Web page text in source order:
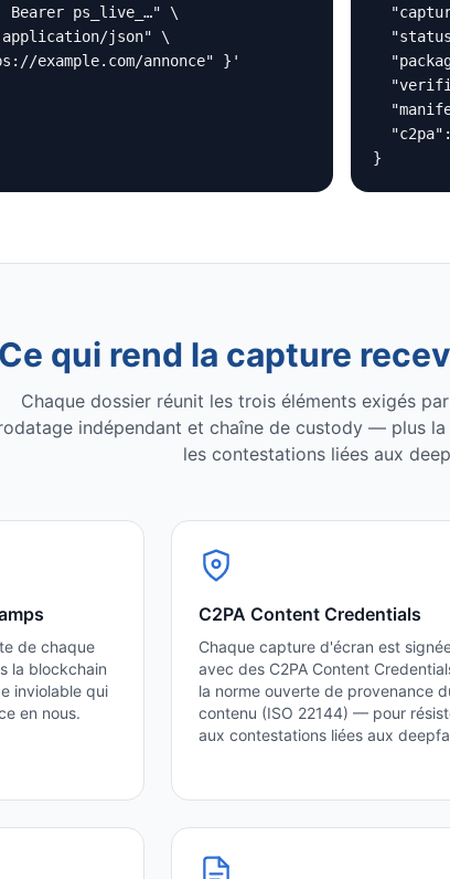
Bearer ps_live_…" \
json" \
example.com/annonce" }'
}
Ce qui rend la capture
Chaque dossier réunit les trois éléments exigés
indépendant et chaîne de custody — plus
les contestations liées aux
de chaque
la blockchain
inviolable qui
en nous.
C2PA Content Credentials
Chaque capture d'écran est
avec des C2PA Content
la norme ouverte de provenance
contenu (ISO 22144) — pour
aux contestations liées aux